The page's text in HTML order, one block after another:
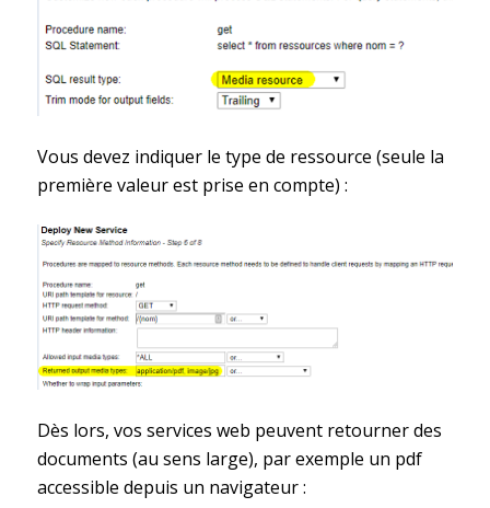
Vous devez indiquer le type de ressource (seule la
première valeur est prise en compte) :
Dès lors, vos services web peuvent retourner des
documents (au sens large), par exemple un pdf
accessible depuis un navigateur :